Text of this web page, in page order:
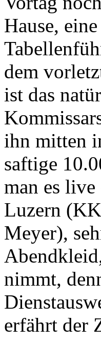
Hause,
dem
ist das
ihn mitten
saftige
man es
Luzern
Meyer),
nimmt,
erfährt der